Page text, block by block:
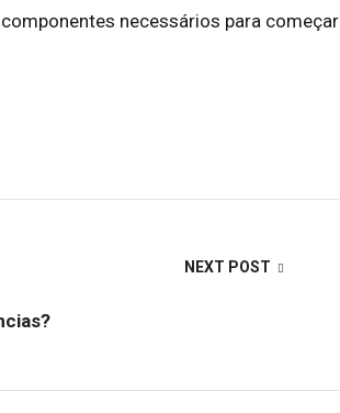
necessários para começar
NEXT POST